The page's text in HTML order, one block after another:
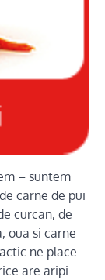
– suntem
carne de pui
curcan, de
oua si carne
ne place
are aripi